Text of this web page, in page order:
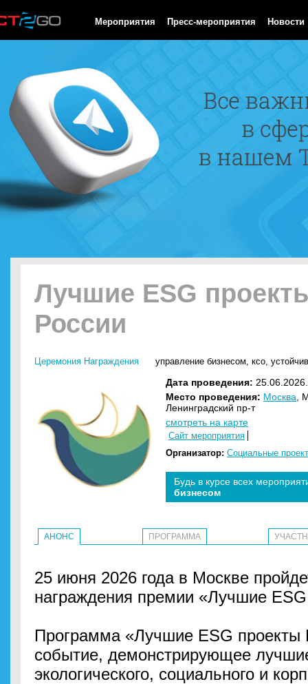
Мероприятия Пресс-мероприятия Новости
Лучшие ESG
России
Церемония Награждения управление бизнесом, ксо,
Дата проведения:
Место проведения: Москва ,
Ленинградский пр-т
смотреть на карте
Сайт мероприятия
Организатор: Социальные
Будь в курсе всех
бизнесом
АНОНС ПРОГРАММА
25 июня 2026 года в Москве
награждения премии «Лучшие
Программа «Лучшие ESG проекты
событие, демонстрирующее
экологического, социального и